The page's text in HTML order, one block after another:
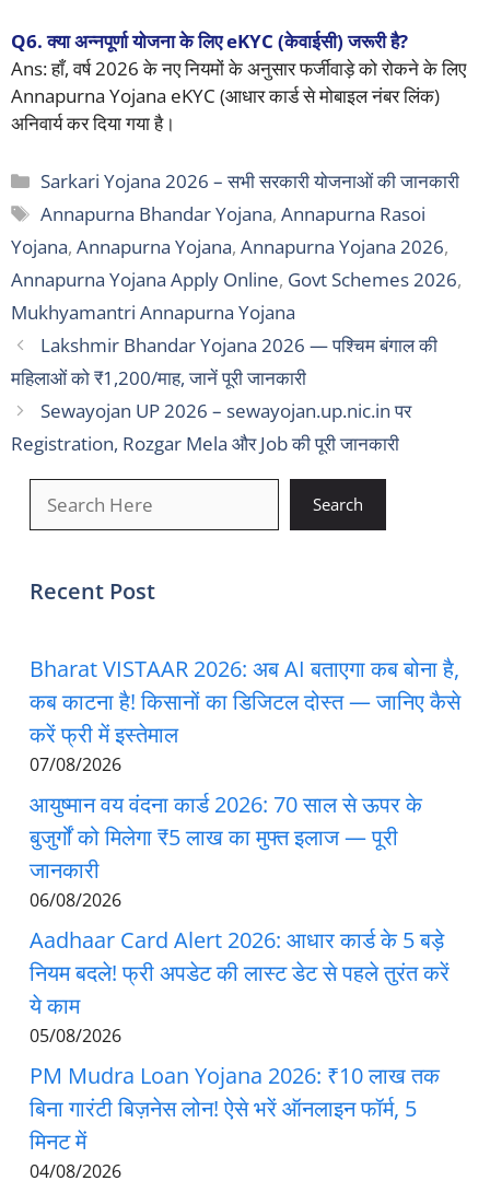
Q6. क्या अन्नपूर्णा योजना के लिए eKYC (केवाईसी) जरूरी है?
Ans: हाँ, वर्ष 2026 के नए नियमों के अनुसार फर्जीवाड़े को रोकने के लिए
Annapurna Yojana eKYC (आधार कार्ड से मोबाइल नंबर लिंक)
अनिवार्य कर दिया गया है।
Categories
Sarkari Yojana 2026 – सभी सरकारी योजनाओं की जानकारी
Tags
Annapurna Bhandar Yojana,Annapurna Rasoi
Yojana, Annapurna Yojana, Annapurna Yojana 2026,
Annapurna Yojana Apply Online, Govt Schemes 2026,
Mukhyamantri Annapurna Yojana
Lakshmir Bhandar Yojana 2026 — पश्चिम बंगाल की
महिलाओं को ₹1,200/माह, जानें पूरी जानकारी
Sewayojan UP 2026 – sewayojan.up.nic.in पर
Registration, Rozgar Mela और Job की पूरी जानकारी
Search
Recent Post
Bharat VISTAAR 2026: अब AI बताएगा कब बोना है,
कब काटना है! किसानों का डिजिटल दोस्त — जानिए कैसे
करें फ्री में इस्तेमाल
07/08/2026
आयुष्मान वय वंदना कार्ड 2026: 70 साल से ऊपर के
बुजुर्गों को मिलेगा ₹5 लाख का मुफ्त इलाज — पूरी
जानकारी
06/08/2026
Aadhaar Card Alert 2026: आधार कार्ड के 5 बड़े
नियम बदले! फ्री अपडेट की लास्ट डेट से पहले तुरंत करें
ये काम
05/08/2026
PM Mudra Loan Yojana 2026: ₹10 लाख तक
बिना गारंटी बिज़नेस लोन! ऐसे भरें ऑनलाइन फॉर्म, 5
मिनट में
04/08/2026